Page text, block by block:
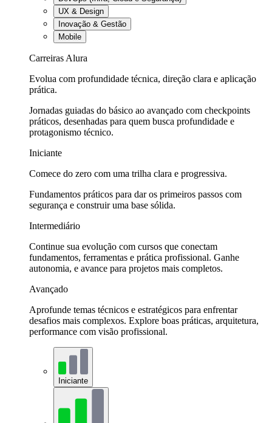
UX & Design
Inovação & Gestão
Mobile
Carreiras Alura
Evolua com profundidade técnica, direção clara e aplicação
prática.
Jornadas guiadas do básico ao avançado com checkpoints
práticos, desenhadas para quem busca profundidade e
protagonismo técnico.
Iniciante
Comece do zero com uma trilha clara e progressiva.
Fundamentos práticos para dar os primeiros passos com
segurança e construir uma base sólida.
Intermediário
Continue sua evolução com cursos que conectam
fundamentos, ferramentas e prática profissional. Ganhe
autonomia, e avance para projetos mais completos.
Avançado
Aprofunde temas técnicos e estratégicos para enfrentar
desafios mais complexos. Explore boas práticas, arquitetura,
performance com visão profissional.
Iniciante